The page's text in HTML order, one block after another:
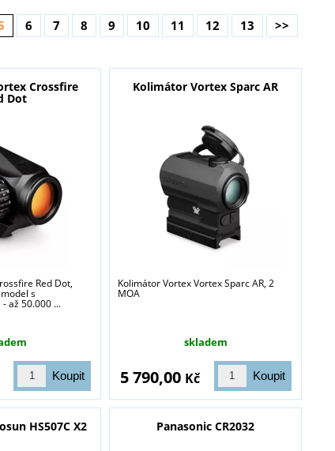
6 7 8 9 10 11 12 13 >>
Crossfire
Dot
Red Dot,
s
až 50.000 ...
Kolimátor Vortex Sparc AR
Kolimátor Vortex Vortex Sparc AR, 2
MOA
skladem
5 790,00 Kč
HS507C X2 Panasonic CR2032